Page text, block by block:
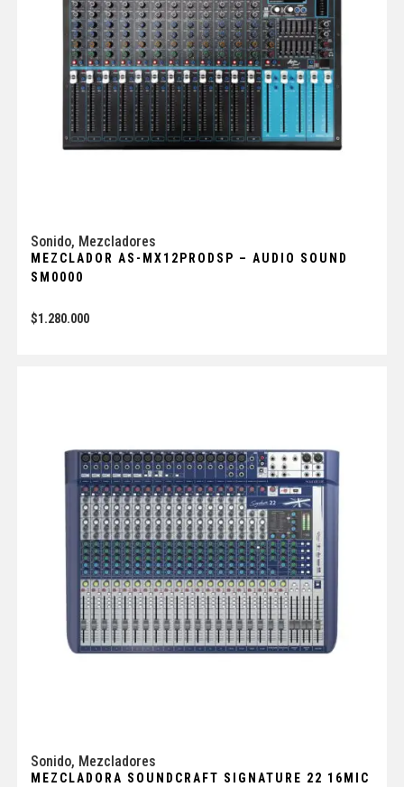
Sonido, Mezcladores
MEZCLADOR AS-MX12PRODSP – AUDIO SOUND
SM0000
$1.280.000
Sonido, Mezcladores
MEZCLADORA SOUNDCRAFT SIGNATURE 22 16MIC